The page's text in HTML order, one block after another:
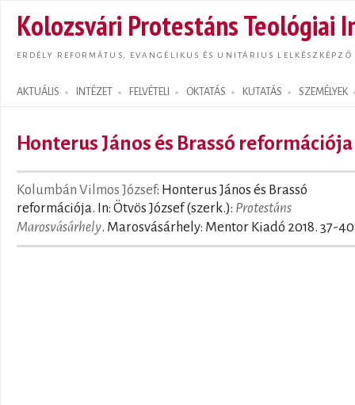
Kolozsvári Protestáns Teológiai
ERDÉLY REFORMÁTUS, EVANGÉLIKUS ÉS UNITÁRIUS LELKÉSZKÉPZŐ
AKTUÁLIS INTÉZET FELVÉTELI OKTATÁS KUTATÁS SZEMÉLYEK
Search form
Honterus János és Brassó reformációja
Kolumbán Vilmos József: Honterus János és Brassó
reformációja. In: Ötvös József (szerk.): Protestáns
Marosvásárhely. Marosvásárhely: Mentor Kiadó 2018. 37-40